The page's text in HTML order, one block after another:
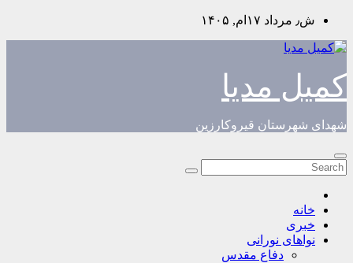
Skip
content
ش٫ مرداد ۱۷ام, ۱۴۰۵
کمیل مدیا
شهدای شهرستان قیروکارزین
خانه
خبری
نواهای نورانی
دفاع مقدس